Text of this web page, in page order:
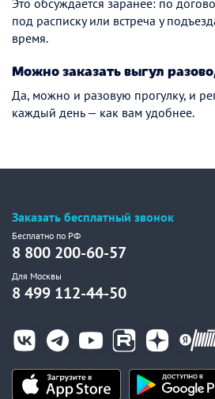
Это обсуждается заранее: по
под расписку или встреча у
время.
Можно заказать выгул
Да, можно и разовую прогулку, и
каждый день — как вам удобнее.
Заказать бесплатный звонок
Бесплатно по РФ
8 800 200-60-57
Для Москвы
8 499 112-44-50